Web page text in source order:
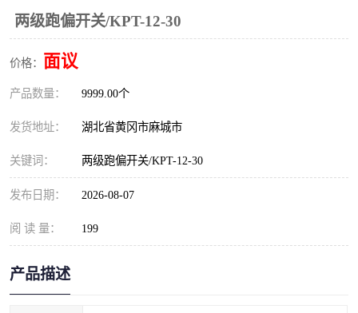
两级跑偏开关/KPT-12-30
价格： 面议
产品数量： 9999.00个
发货地址： 湖北省黄冈市麻城市
关键词： 两级跑偏开关/KPT-12-30
发布日期： 2026-08-07
阅 读 量： 199
产品描述
限位开关 速度检测器
速度传感器